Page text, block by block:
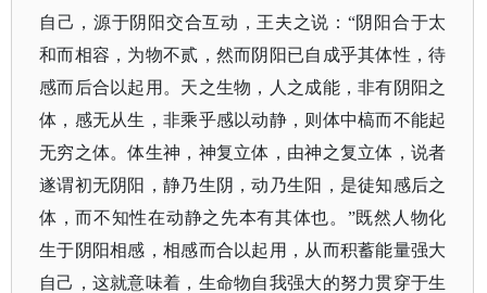
自己，源于阴阳交合互动，王夫之说： “阴阳合于太
和而相容，为物不贰，然而阴阳已自成乎其体性，待
感而后合以起用。天之生物，人之成能，非有阴阳之
体，感无从生，非乘乎感以动静，则体中槁而不能起
无穷之体。体生神，神复立体，由神之复立体，说者
遂谓初无阴阳，静乃生阴，动乃生阳，是徒知感后之
体，而不知性在动静之先本有其体也。”既然人物化
生于阴阳相感，相感而合以起用，从而积蓄能量强大
自己，这就意味着，生命物自我强大的努力贯穿于生